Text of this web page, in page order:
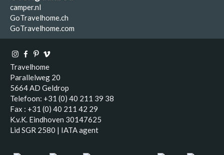
camper.nl
GoTravelhome.ch
GoTravelhome.com
Travelhome
Parallelweg 20
5664 AD Geldrop
Telefoon: +31 (0) 40 211 39 38
Fax : +31 (0) 40 211 42 29
K.v.K. Eindhoven 30147625
Lid SGR 2580 | IATA agent